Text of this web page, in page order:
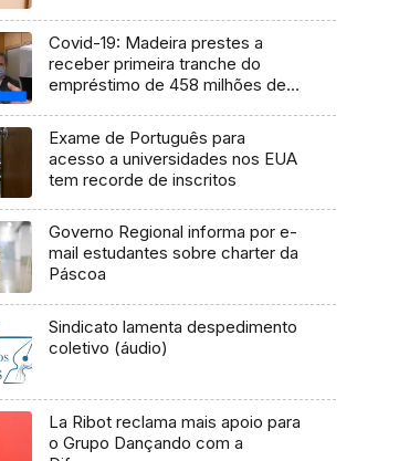
Covid-19: Madeira prestes a
receber primeira tranche do
empréstimo de 458 milhões de
Exame de Português para
acesso a universidades nos EUA
tem recorde de inscritos
Governo Regional informa por e-
mail estudantes sobre charter da
Páscoa
Sindicato lamenta despedimento
coletivo (áudio)
La Ribot reclama mais apoio para
o Grupo Dançando com a